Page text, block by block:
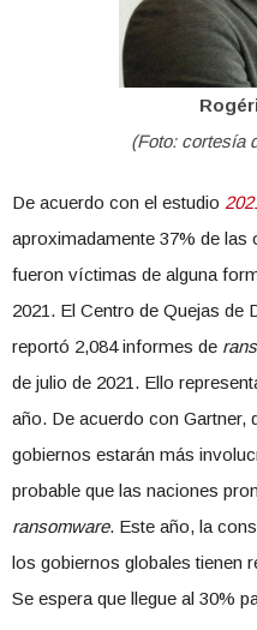
(Foto: cortesía
De acuerdo con el estudio
aproximadamente 37% de las
fueron víctimas de alguna
2021. El Centro de Quejas de
reportó 2,084 informes de
de julio de 2021. Ello
año. De acuerdo con Gartner,
gobiernos estarán más
probable que las naciones
ransomware. Este año, la
los gobiernos globales tienen
Se espera que llegue al 30%